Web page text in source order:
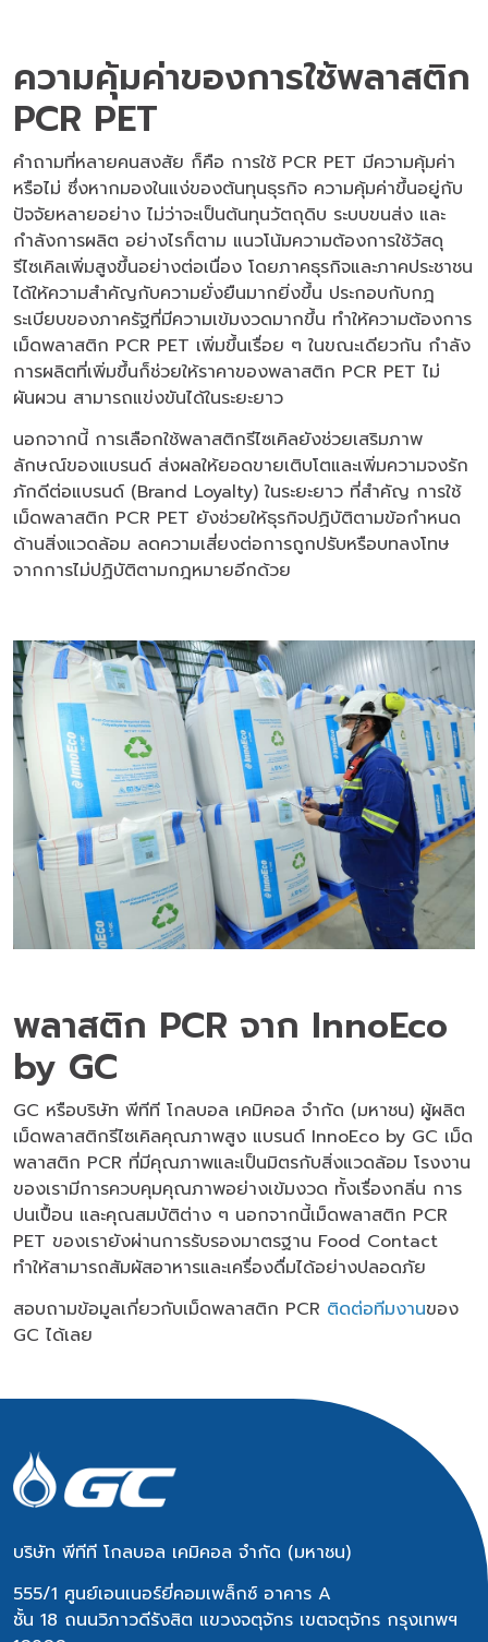
ความคุ้มค่าของการใช้พลาสติก
PCR PET
คำถามที่หลายคนสงสัย ก็คือ การใช้ PCR PET มีความคุ้มค่า
หรือไม่ ซึ่งหากมองในแง่ของต้นทุนธุรกิจ ความคุ้มค่าขึ้นอยู่กับ
ปัจจัยหลายอย่าง ไม่ว่าจะเป็นต้นทุนวัตถุดิบ ระบบขนส่ง และ
กำลังการผลิต อย่างไรก็ตาม แนวโน้มความต้องการใช้วัสดุ
รีไซเคิลเพิ่มสูงขึ้นอย่างต่อเนื่อง โดยภาคธุรกิจและภาคประชาชน
ได้ให้ความสำคัญกับความยั่งยืนมากยิ่งขึ้น ประกอบกับกฎ
ระเบียบของภาครัฐที่มีความเข้มงวดมากขึ้น ทำให้ความต้องการ
เม็ดพลาสติก PCR PET เพิ่มขึ้นเรื่อย ๆ ในขณะเดียวกัน กำลัง
การผลิตที่เพิ่มขึ้นก็ช่วยให้ราคาของพลาสติก PCR PET ไม่
ผันผวน สามารถแข่งขันได้ในระยะยาว
นอกจากนี้ การเลือกใช้พลาสติกรีไซเคิลยังช่วยเสริมภาพ
ลักษณ์ของแบรนด์ ส่งผลให้ยอดขายเติบโตและเพิ่มความจงรัก
ภักดีต่อแบรนด์ (Brand Loyalty) ในระยะยาว ที่สำคัญ การใช้
เม็ดพลาสติก PCR PET ยังช่วยให้ธุรกิจปฏิบัติตามข้อกำหนด
ด้านสิ่งแวดล้อม ลดความเสี่ยงต่อการถูกปรับหรือบทลงโทษ
จากการไม่ปฏิบัติตามกฎหมายอีกด้วย
พลาสติก PCR จาก InnoEco
by GC
GC หรือบริษัท พีทีที โกลบอล เคมิคอล จำกัด (มหาชน) ผู้ผลิต
เม็ดพลาสติกรีไซเคิลคุณภาพสูง แบรนด์ InnoEco by GC เม็ด
พลาสติก PCR ที่มีคุณภาพและเป็นมิตรกับสิ่งแวดล้อม โรงงาน
ของเรามีการควบคุมคุณภาพอย่างเข้มงวด ทั้งเรื่องกลิ่น การ
ปนเปื้อน และคุณสมบัติต่าง ๆ นอกจากนี้เม็ดพลาสติก PCR
PET ของเรายังผ่านการรับรองมาตรฐาน Food Contact
ทำให้สามารถสัมผัสอาหารและเครื่องดื่มได้อย่างปลอดภัย
สอบถามข้อมูลเกี่ยวกับเม็ดพลาสติก PCR ติดต่อทีมงานของ
GC ได้เลย
บริษัท พีทีที โกลบอล เคมิคอล จำกัด (มหาชน)
555/1 ศูนย์เอนเนอร์ยี่คอมเพล็กซ์ อาคาร A
ชั้น 18 ถนนวิภาวดีรังสิต แขวงจตุจักร เขตจตุจักร กรุงเทพฯ